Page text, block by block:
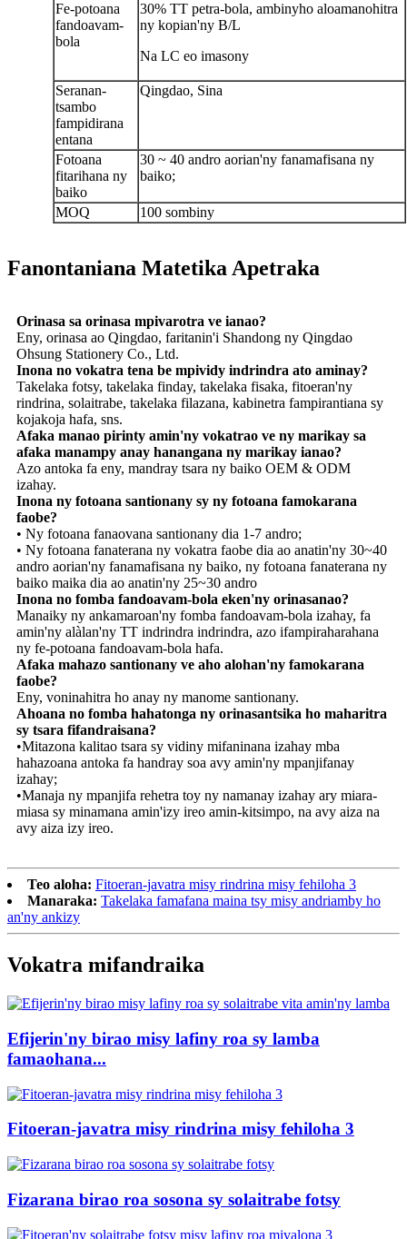
Fe-potoana
fandoavam-
bola
30% TT petra-bola, ambinyho aloamanohitra
ny kopian'ny B/L
Na LC eo imasony
Seranan-
tsambo
fampidirana
entana
Qingdao, Sina
Fotoana
fitarihana ny
baiko
30 ~ 40 andro aorian'ny fanamafisana ny
baiko;
MOQ 100 sombiny
Fanontaniana Matetika Apetraka
Orinasa sa orinasa mpivarotra ve ianao?
Eny, orinasa ao Qingdao, faritanin'i Shandong ny Qingdao
Ohsung Stationery Co., Ltd.
Inona no vokatra tena be mpividy indrindra ato aminay?
Takelaka fotsy, takelaka finday, takelaka fisaka, fitoeran'ny
rindrina, solaitrabe, takelaka filazana, kabinetra fampirantiana sy
kojakoja hafa, sns.
Afaka manao pirinty amin'ny vokatrao ve ny marikay sa
afaka manampy anay hanangana ny marikay ianao?
Azo antoka fa eny, mandray tsara ny baiko OEM & ODM
izahay.
Inona ny fotoana santionany sy ny fotoana famokarana
faobe?
• Ny fotoana fanaovana santionany dia 1-7 andro;
• Ny fotoana fanaterana ny vokatra faobe dia ao anatin'ny 30~40
andro aorian'ny fanamafisana ny baiko, ny fotoana fanaterana ny
baiko maika dia ao anatin'ny 25~30 andro
Inona no fomba fandoavam-bola eken'ny orinasanao?
Manaiky ny ankamaroan'ny fomba fandoavam-bola izahay, fa
amin'ny alàlan'ny TT indrindra indrindra, azo ifampiraharahana
ny fe-potoana fandoavam-bola hafa.
Afaka mahazo santionany ve aho alohan'ny famokarana
faobe?
Eny, voninahitra ho anay ny manome santionany.
Ahoana no fomba hahatonga ny orinasantsika ho maharitra
sy tsara fifandraisana?
•Mitazona kalitao tsara sy vidiny mifaninana izahay mba
hahazoana antoka fa handray soa avy amin'ny mpanjifanay
izahay;
•Manaja ny mpanjifa rehetra toy ny namanay izahay ary miara-
miasa sy minamana amin'izy ireo amin-kitsimpo, na avy aiza na
avy aiza izy ireo.
Teo aloha: Fitoeran-javatra misy rindrina misy fehiloha 3
Manaraka: Takelaka famafana maina tsy misy andriamby ho
an'ny ankizy
Vokatra mifandraika
Efijerin'ny birao misy lafiny roa sy lamba
famaohana...
Fitoeran-javatra misy rindrina misy fehiloha 3
Fizarana birao roa sosona sy solaitrabe fotsy